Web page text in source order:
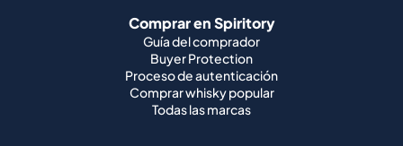
Comprar en Spiritory
Guía del comprador
Buyer Protection
Proceso de autenticación
Comprar whisky popular
Todas las marcas